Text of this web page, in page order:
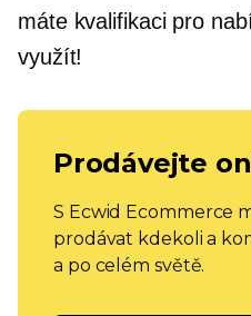
máte kvalifikaci pro
využít!
Prodávejte
S Ecwid Ecommerce
prodávat kdekoli a
a po celém světě.